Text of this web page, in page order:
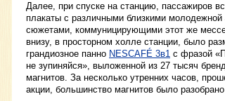
Далее, при спуске на станцию, пассажиров
плакаты с различными близкими молодежной
сюжетами, коммуницирующими этот же
внизу, в просторном холле станции, было
грандиозное панно NESCAFÉ 3в1 с фразой
не зупиняйся», выложенной из 27 тысяч
магнитов. За несколько утренних часов,
акции, большинство магнитов было